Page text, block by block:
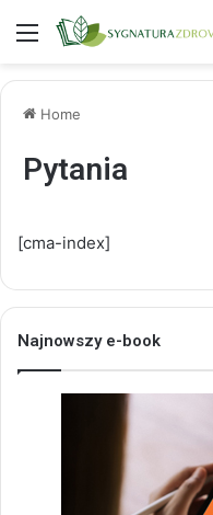
Menu
Home
Pytania
[cma-index]
Najnowszy e-book